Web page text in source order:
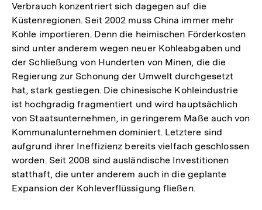
Verbrauch konzentriert sich dagegen auf die
Küstenregionen. Seit 2002 muss China immer mehr
Kohle importieren. Denn die heimischen Förderkosten
sind unter anderem wegen neuer Kohleabgaben und
der Schließung von Hunderten von Minen, die die
Regierung zur Schonung der Umwelt durchgesetzt
hat, stark gestiegen. Die chinesische Kohleindustrie
ist hochgradig fragmentiert und wird hauptsächlich
von Staatsunternehmen, in geringerem Maße auch von
Kommunalunternehmen dominiert. Letztere sind
aufgrund ihrer Ineffizienz bereits vielfach geschlossen
worden. Seit 2008 sind ausländische Investitionen
statthaft, die unter anderem auch in die geplante
Expansion der Kohleverflüssigung fließen.